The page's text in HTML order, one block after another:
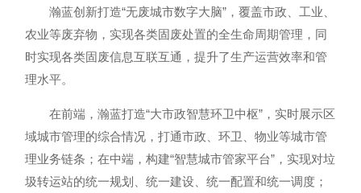
瀚蓝创新打造“无废城市数字大脑”，覆盖市政、工业、
农业等废弃物，实现各类固废处置的全生命周期管理，同
时实现各类固废信息互联互通，提升了生产运营效率和管
理水平。
在前端，瀚蓝打造“大市政智慧环卫中枢”，实时展示区
域城市管理的综合情况，打通市政、环卫、物业等城市管
理业务链条；在中端，构建“智慧城市管家平台”，实现对垃
圾转运站的统一规划、统一建设、统一配置和统一调度；